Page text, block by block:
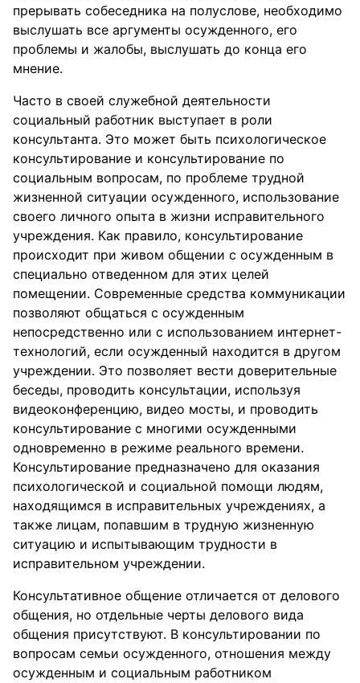
прерывать собеседника на полуслове, необходимо
выслушать все аргументы осужденного, его
проблемы и жалобы, выслушать до конца его
мнение.
Часто в своей служебной деятельности
социальный работник выступает в роли
консультанта. Это может быть психологическое
консультирование и консультирование по
социальным вопросам, по проблеме трудной
жизненной ситуации осужденного, использование
своего личного опыта в жизни исправительного
учреждения. Как правило, консультирование
происходит при живом общении с осужденным в
специально отведенном для этих целей
помещении. Современные средства коммуникации
позволяют общаться с осужденным
непосредственно или с использованием интернет-
технологий, если осужденный находится в другом
учреждении. Это позволяет вести доверительные
беседы, проводить консультации, используя
видеоконференцию, видео мосты, и проводить
консультирование с многими осужденными
одновременно в режиме реального времени.
Консультирование предназначено для оказания
психологической и социальной помощи людям,
находящимся в исправительных учреждениях, а
также лицам, попавшим в трудную жизненную
ситуацию и испытывающим трудности в
исправительном учреждении.
Консультативное общение отличается от делового
общения, но отдельные черты делового вида
общения присутствуют. В консультировании по
вопросам семьи осужденного, отношения между
осужденным и социальным работником